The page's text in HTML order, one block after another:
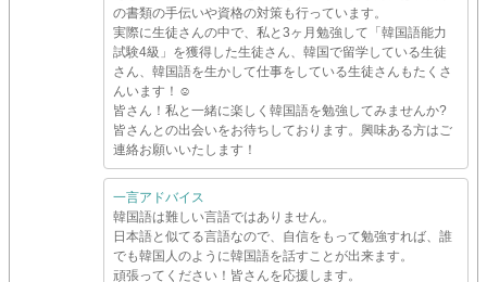
の書類の手伝いや資格の対策も行っています。
実際に生徒さんの中で、私と3ヶ月勉強して「韓国語能力
試験4級」を獲得した生徒さん、韓国で留学している生徒
さん、韓国語を生かして仕事をしている生徒さんもたくさ
んいます！☺
皆さん！私と一緒に楽しく韓国語を勉強してみませんか?
皆さんとの出会いをお待ちしております。興味ある方はご
連絡お願いいたします！
一言アドバイス
韓国語は難しい言語ではありません。
日本語と似てる言語なので、自信をもって勉強すれば、誰
でも韓国人のように韓国語を話すことが出来ます。
頑張ってください！皆さんを応援します。